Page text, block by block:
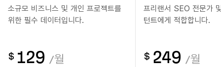
소규모 비즈니스 및 개인 프로젝트를
위한 필수 데이터입니다.
프리랜서 SEO 전문가
턴트에게 적합합니다.
$ 129 /월 $ 249 /월